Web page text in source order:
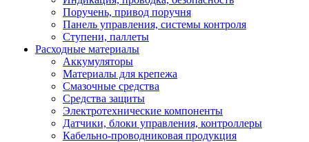
Поручень, привод поручня
Панель управления, системы контроля
Ступени, паллеты
Расходные материалы
Аккумуляторы
Материалы для крепежа
Смазочные средства
Средства защиты
Электротехнические компоненты
Датчики, блоки управления, контроллеры
Кабельно-проводниковая продукция